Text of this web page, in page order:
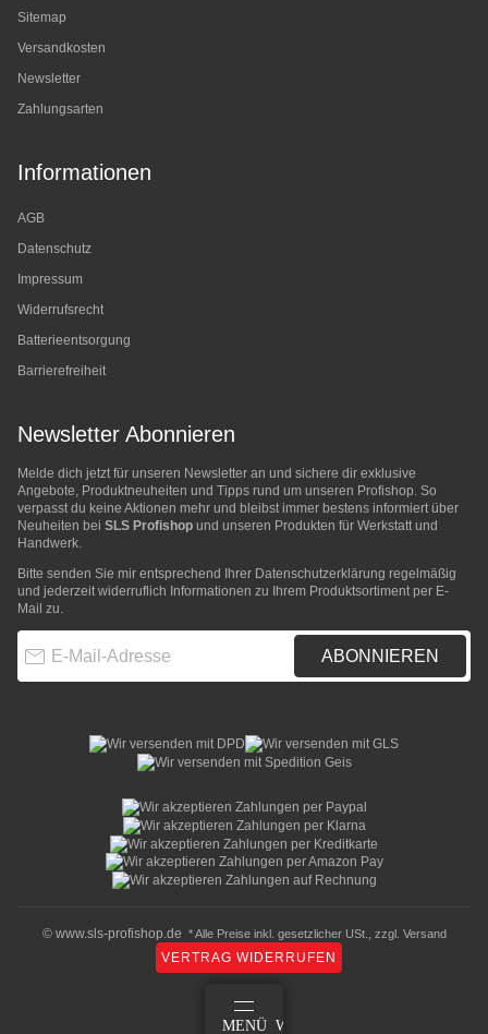
Sitemap
Versandkosten
Newsletter
Zahlungsarten
Informationen
AGB
Datenschutz
Impressum
Widerrufsrecht
Batterieentsorgung
Barrierefreiheit
Newsletter Abonnieren
Melde dich jetzt für unseren Newsletter an und sichere dir exklusive
Angebote, Produktneuheiten und Tipps rund um unseren Profishop. So
verpasst du keine Aktionen mehr und bleibst immer bestens informiert über
Neuheiten bei SLS Profishop und unseren Produkten für Werkstatt und
Handwerk.
Bitte senden Sie mir entsprechend Ihrer Datenschutzerklärung regelmäßig
und jederzeit widerruflich Informationen zu Ihrem Produktsortiment per E-
Mail zu.
ABONNIEREN
© www.sls-profishop.de * Alle Preise inkl. gesetzlicher USt., zzgl. Versand
VERTRAG WIDERRUFEN
MENÜ WARENKORB